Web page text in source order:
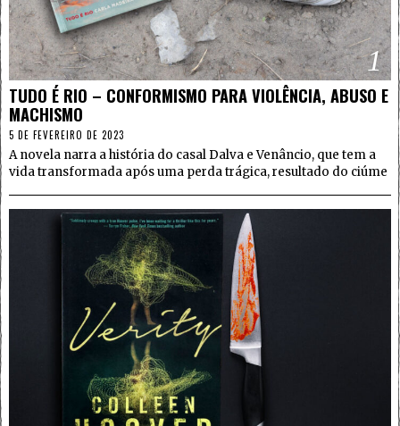
1
TUDO É RIO – CONFORMISMO PARA VIOLÊNCIA, ABUSO E
MACHISMO
5 DE FEVEREIRO DE 2023
A novela narra a história do casal Dalva e Venâncio, que tem a
vida transformada após uma perda trágica, resultado do ciúme